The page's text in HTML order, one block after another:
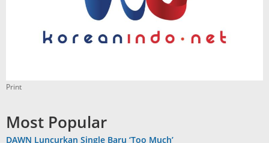
Print
Most Popular
DAWN Luncurkan Single Baru ‘Too Much’